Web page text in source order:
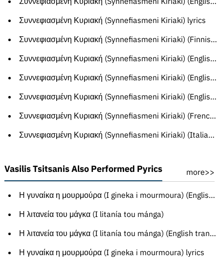
Συννεφιασμένη Κυριακή (Synnefiasmeni Kiriaki) lyrics
Συννεφιασμένη Κυριακή (Synnefiasmeni Kiriaki) (Finnish translation)
Συννεφιασμένη Κυριακή (Synnefiasmeni Kiriaki) (English translation)
Συννεφιασμένη Κυριακή (Synnefiasmeni Kiriaki) (English translation)
Συννεφιασμένη Κυριακή (Synnefiasmeni Kiriaki) (English translation)
Συννεφιασμένη Κυριακή (Synnefiasmeni Kiriaki) (French translation)
Συννεφιασμένη Κυριακή (Synnefiasmeni Kiriaki) (Italian translation)
Vasilis Tsitsanis Also Performed Pyrics more>>
Η γυναίκα η μουρμούρα (I gineka i mourmoura) (English translation)
Η λιτανεία του μάγκα (I litanía tou mánga)
Η λιτανεία του μάγκα (I litanía tou mánga) (English translation)
Η γυναίκα η μουρμούρα (I gineka i mourmoura) lyrics